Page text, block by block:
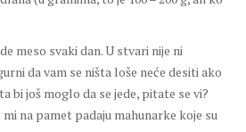
meso svaki dan. U stvari nije ni
da vam se ništa loše neće desiti ako
bi još moglo da se jede, pitate se vi?
na pamet padaju mahunarke koje su